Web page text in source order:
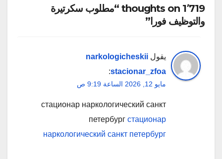
1٬719 thoughts on “مطلوب سكرتيرة
والتوظيف فورا”
يقول narkologicheskii
stacionar_zfoa
:
مايو 12, 2026 الساعة 9:19 ص
стационар наркологический санкт
петербург стационар
наркологический санкт петербург